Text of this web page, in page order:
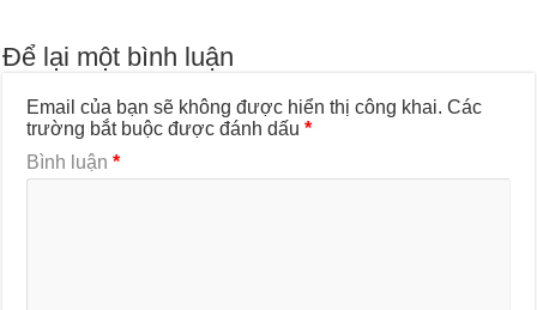
Để lại một bình luận
Email của bạn sẽ không được hiển thị công khai. Các
trường bắt buộc được đánh dấu*
Bình luận*